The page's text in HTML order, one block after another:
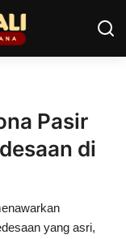
Pasir
di
yang asri,